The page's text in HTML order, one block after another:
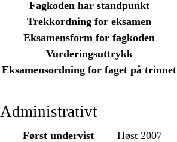
Fagkoden har standpunkt
Trekkordning for eksamen
Eksamensform for fagkoden
Vurderingsuttrykk
Eksamensordning for faget på trinnet
Administrativt
Først undervist
Høst 2007